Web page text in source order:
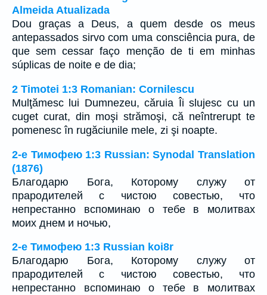
Almeida Atualizada
Dou graças a Deus, a quem desde os meus
antepassados sirvo com uma consciência pura, de
que sem cessar faço menção de ti em minhas
súplicas de noite e de dia;
2 Timotei 1:3 Romanian: Cornilescu
Mulţămesc lui Dumnezeu, căruia Îi slujesc cu un
cuget curat, din moşi strămoşi, că neîntrerupt te
pomenesc în rugăciunile mele, zi şi noapte.
2-е Тимофею 1:3 Russian: Synodal Translation
(1876)
Благодарю Бога, Которому служу от
прародителей с чистою совестью, что
непрестанно вспоминаю о тебе в молитвах
моих днем и ночью,
2-е Тимофею 1:3 Russian koi8r
Благодарю Бога, Которому служу от
прародителей с чистою совестью, что
непрестанно вспоминаю о тебе в молитвах